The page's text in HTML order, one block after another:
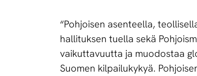
“Pohjoisen asenteella,
hallituksen tuella sekä
vaikuttavuutta ja muodostaa
Suomen kilpailukykyä.